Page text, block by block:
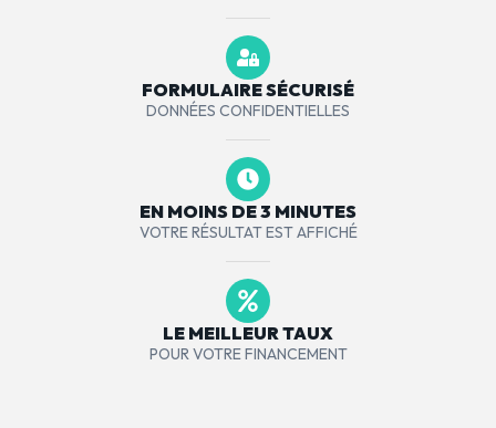
FORMULAIRE SÉCURISÉ
DONNÉES CONFIDENTIELLES
EN MOINS DE 3 MINUTES
VOTRE RÉSULTAT EST AFFICHÉ
LE MEILLEUR TAUX
POUR VOTRE FINANCEMENT